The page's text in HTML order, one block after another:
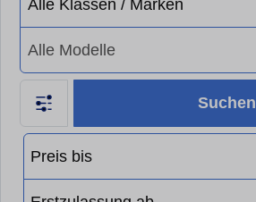
Suchen